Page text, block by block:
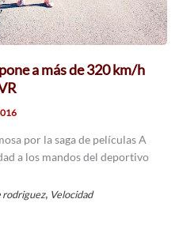
a más de 320 km/h
por la saga de películas A
a los mandos del deportivo
rodriguez, Velocidad